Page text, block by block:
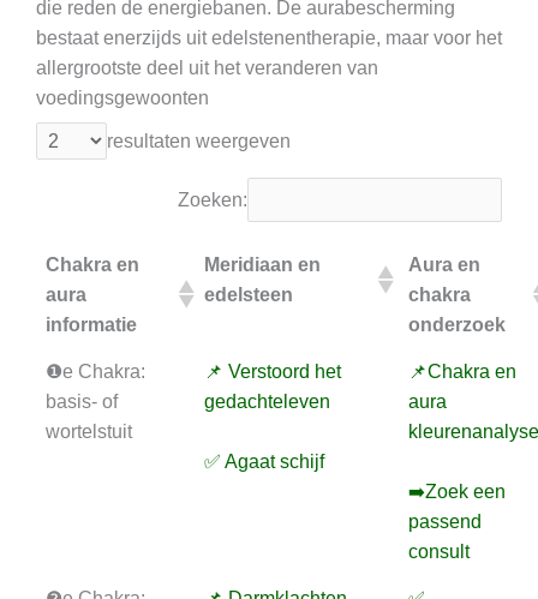
die reden de energiebanen. De aurabescherming
bestaat enerzijds uit edelstenentherapie, maar voor het
allergrootste deel uit het veranderen van
voedingsgewoonten
resultaten weergeven
Zoeken:
Chakra en
aura
informatie
Meridiaan en
edelsteen
Aura en
chakra
onderzoek
❶e Chakra:
basis- of
wortelstuit
📌 Verstoord het
gedachteleven
✅ Agaat schijf
📌Chakra en
aura
kleurenanalyse
➡️Zoek een
passend
consult